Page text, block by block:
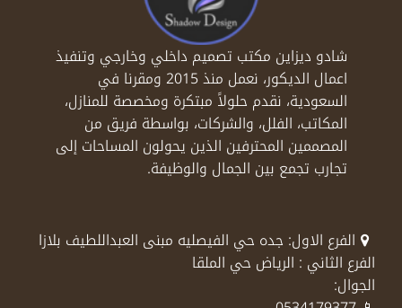
شادو ديزاين مكتب تصميم داخلي وخارجي وتنفيذ
اعمال الديكور، نعمل منذ 2015 ومقرنا في
السعودية، نقدم حلولاً مبتكرة ومخصصة للمنازل،
المكاتب، الفلل، والشركات، بواسطة فريق من
المصممين المحترفين الذين يحولون المساحات إلى
تجارب تجمع بين الجمال والوظيفة.
الفرع الاول: جده حي الفيصليه مبنى العبداللطيف بلازا
الفرع الثاني : الرياض حي الملقا
الجوال: